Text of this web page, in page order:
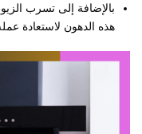
بالإضافة إلى تسرب
هذه الدهون لاستعادة